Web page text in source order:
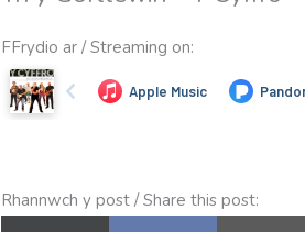
FFrydio ar / Streaming on:
Rhannwch y post / Share this post: